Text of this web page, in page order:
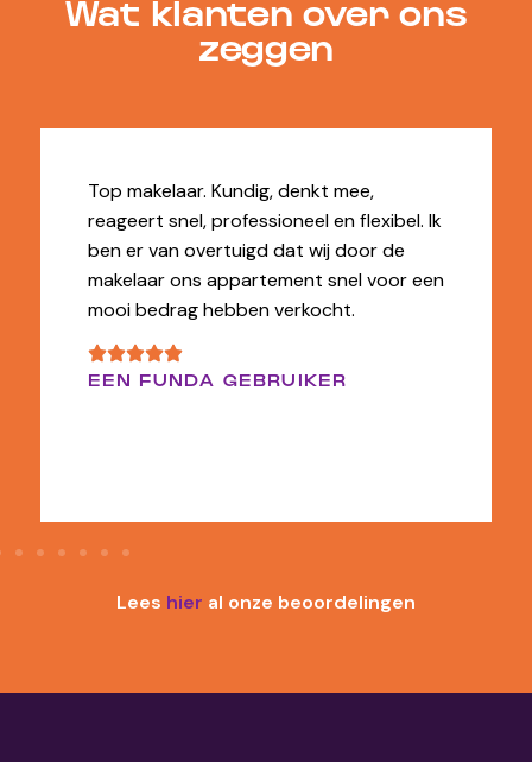
Wat klanten over ons
zeggen
Top makelaar. Kundig, denkt mee,
reageert snel, professioneel en flexibel. Ik
ben er van overtuigd dat wij door de
makelaar ons appartement snel voor een
mooi bedrag hebben verkocht.
EEN FUNDA GEBRUIKER
Lees hier al onze beoordelingen